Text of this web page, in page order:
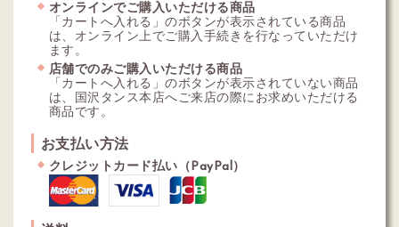
オンラインでご購入いただける商品
「カートへ入れる」のボタンが表示されている商品
は、オンライン上でご購入手続きを行なっていただけ
ます。
店舗でのみご購入いただける商品
「カートへ入れる」のボタンが表示されていない商品
は、国沢タンス本店へご来店の際にお求めいただける
商品です。
お支払い方法
クレジットカード払い（PayPal）